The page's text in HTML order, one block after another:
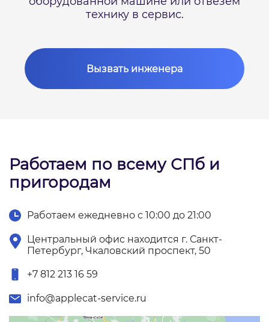
технику в сервис.
Вызвать инженера
Работаем по всему СПб и
пригородам
Работаем ежедневно с 10:00 до 21:00
Центральный офис находится г. Санкт-
Петербург, Чкаловский проспект, 50
+7 812 213 16 59
info@applecat-service.ru